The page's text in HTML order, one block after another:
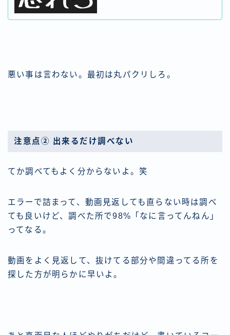
悪い事は言わない。最初は丸パクリしろ。
注意点② 出来るだけ調べない
てか調べてもよく分からないよ。笑
エラーで詰まって、動画見返しても直らない時は調べ
ても良いけど、調べた所で98%「なに言ってんねん」
ってなる。
動画をよく見返して、抜けてる部分や間違ってる所を
探した方が明らかに早いよ。